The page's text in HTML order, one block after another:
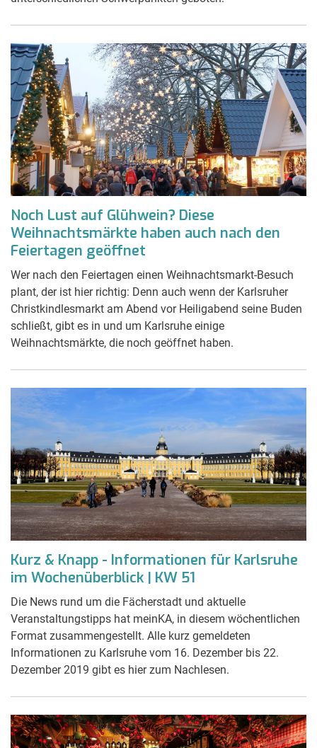
Noch Lust auf Glühwein? Diese
Weihnachtsmärkte haben auch nach den
Feiertagen geöffnet
Wer nach den Feiertagen einen Weihnachtsmarkt-Besuch
plant, der ist hier richtig: Denn auch wenn der Karlsruher
Christkindlesmarkt am Abend vor Heiligabend seine Buden
schließt, gibt es in und um Karlsruhe einige
Weihnachtsmärkte, die noch geöffnet haben.
Kurz & Knapp - Informationen für Karlsruhe
im Wochenüberblick | KW 51
Die News rund um die Fächerstadt und aktuelle
Veranstaltungstipps hat meinKA, in diesem wöchentlichen
Format zusammengestellt. Alle kurz gemeldeten
Informationen zu Karlsruhe vom 16. Dezember bis 22.
Dezember 2019 gibt es hier zum Nachlesen.